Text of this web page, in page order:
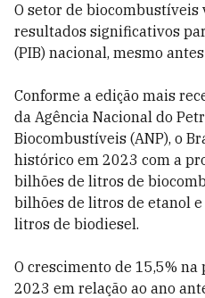
O setor de biocombustíveis
resultados significativos
(PIB) nacional, mesmo
Conforme a edição mais
da Agência Nacional do
Biocombustíveis (ANP), o
histórico em 2023 com a
bilhões de litros de
bilhões de litros de etanol
litros de biodiesel.
O crescimento de 15,5%
2023 em relação ao ano